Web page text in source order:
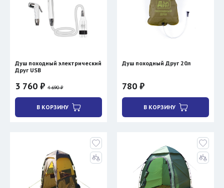
Душ походный электрический
Друг USB
3 760 ₽ 4 690 ₽
В КОРЗИНУ
Душ походный Друг 20л
780 ₽
В КОРЗИНУ